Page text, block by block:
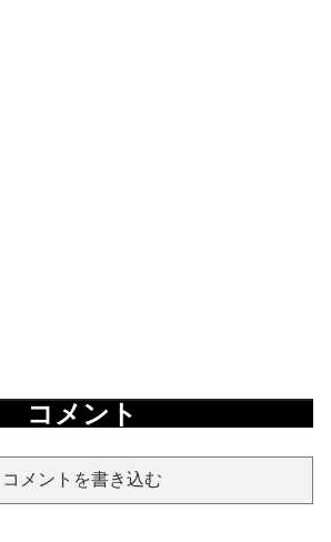
コメント
コメントを書き込む